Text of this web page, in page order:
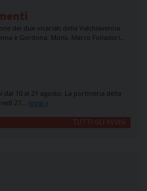
dei due vicariati della Valchiavenna
e Gordona. Mons. Marco Folladori…
dal 10 al 21 agosto. La portineria della
27… leggi »
TUTTI GLI AVVISI